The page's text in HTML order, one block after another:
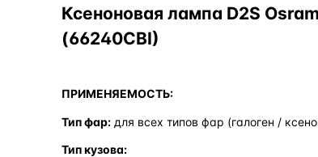
Ксеноновая лампа D2S
(66240CBI)
ПРИМЕНЯЕМОСТЬ:
Тип фар: для всех типов фар (галоген /
Тип кузова: